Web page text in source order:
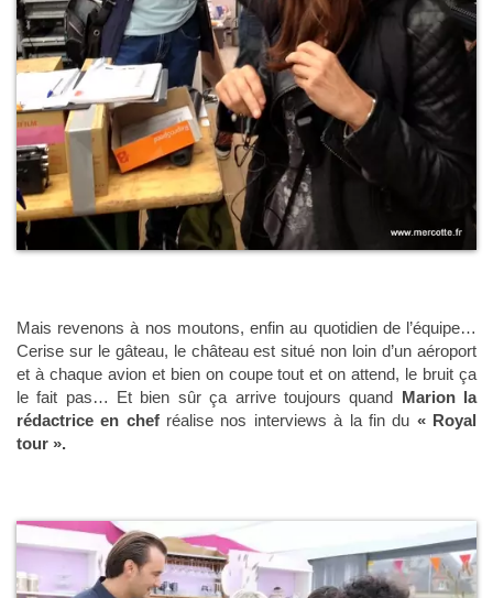
Mais revenons à nos moutons, enfin au quotidien de l’équipe…
Cerise sur le gâteau, le château est situé non loin d’un aéroport
et à chaque avion et bien on coupe tout et on attend, le bruit ça
le fait pas… Et bien sûr ça arrive toujours quand Marion la
rédactrice en chefréalise nos interviews à la fin du « Royal
tour ».